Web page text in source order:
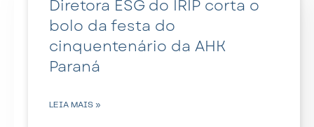
Diretora ESG do IRIP corta o
bolo da festa do
cinquentenário da AHK
Paraná
LEIA MAIS »